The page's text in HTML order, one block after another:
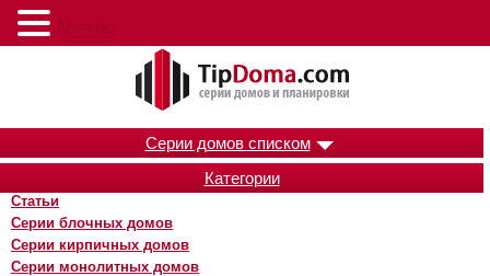
Серии домов списком
Категории
Статьи
Серии блочных домов
Серии кирпичных домов
Серии монолитных домов